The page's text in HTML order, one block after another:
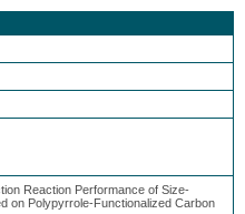
Reaction Performance of Size-
on Polypyrrole-Functionalized Carbon